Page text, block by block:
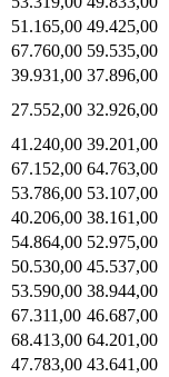
51.165,00 49.425,00
67.760,00 59.535,00
39.931,00 37.896,00
27.552,00 32.926,00
41.240,00 39.201,00
67.152,00 64.763,00
53.786,00 53.107,00
40.206,00 38.161,00
54.864,00 52.975,00
50.530,00 45.537,00
53.590,00 38.944,00
67.311,00 46.687,00
68.413,00 64.201,00
47.783,00 43.641,00